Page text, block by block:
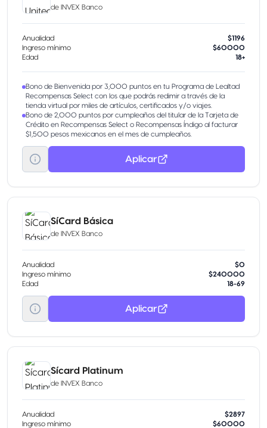
de INVEX Banco
Anualidad
$1196
Ingreso mínimo
$60000
Edad
18+
Bono de Bienvenida por 3,000 puntos en tu Programa de Lealtad
Recompensas Select con los que podrás redimir a través de la
tienda virtual por miles de artículos, certificados y/o viajes.
Bono de 2,000 puntos por cumpleaños del titular de la Tarjeta de
Crédito en Recompensas Select o Recompensas Índigo al facturar
$1,500 pesos mexicanos en el mes de cumpleaños.
Aplicar
SíCard Básica
de INVEX Banco
Anualidad
$0
Ingreso mínimo
$240000
Edad
18-69
Aplicar
Sícard Platinum
de INVEX Banco
Anualidad
$2897
Ingreso mínimo
$60000